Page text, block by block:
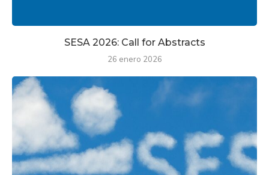
SESA 2026: Call for Abstracts
26 enero 2026